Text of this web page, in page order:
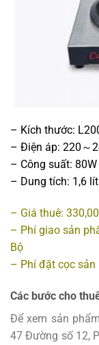
– Kích thước:
– Điện áp: 220～
– Công suất: 80W
– Dung tích: 1,6 lít
– Giá thuê:
– Phí giao sản
Bộ
– Phí đặt cọc sản
Các bước cho
Để xem sản
47 Đường số 12,